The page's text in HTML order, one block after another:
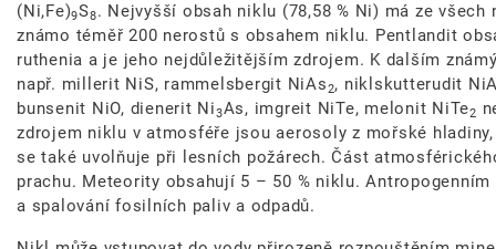
(Ni,Fe)9S8. Nejvyšší obsah niklu (78,58 % Ni) má ze
známo téměř 200 nerostů s obsahem niklu. Pentlandit
ruthenia a je jeho nejdůležitějším zdrojem. K dalším
např. millerit NiS, rammelsbergit NiAs2, niklskutterudit
bunsenit NiO, dienerit Ni3As, imgreit NiTe, melonit NiTe2
zdrojem niklu v atmosféře jsou aerosoly z mořské
se také uvolňuje při lesních požárech. Část
prachu. Meteority obsahují 5 – 50 % niklu.
a spalování fosilních paliv a odpadů.